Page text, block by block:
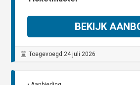
BEKIJK
Toegevoegd 24 juli 2026